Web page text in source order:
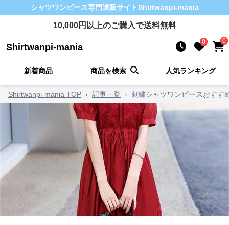
シャツワンピース専門通販サイトShirtwanpi-mania
10,000円以上のご購入で送料無料
Shirtwanpi-mania 0 0
新着商品 商品を検索 人気ランキング
Shirtwanpi-mania TOP › 記事一覧 › 刺繍シャツワンピースおすす